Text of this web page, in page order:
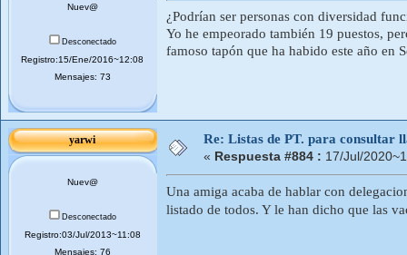
Nuev@
Desconectado
Registro:15/Ene/2016~12:08
Mensajes: 73
¿Podrían ser personas con diversidad
Yo he empeorado también 19 puestos,
famoso tapón que ha habido este año en
yarwi
Nuev@
Desconectado
Registro:03/Jul/2013~11:08
Mensajes: 76
Re: Listas de PT. para consultar
« Respuesta #884 : 17/Jul/
Una amiga acaba de hablar con
listado de todos. Y le han dicho que las